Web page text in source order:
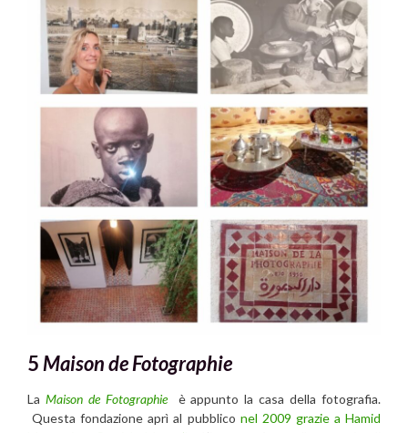
5 Maison de Fotographie
La Maison de Fotographie
è appunto la casa della fotografia.
Questa fondazione aprì al pubblico nel 2009 grazie a Hamid